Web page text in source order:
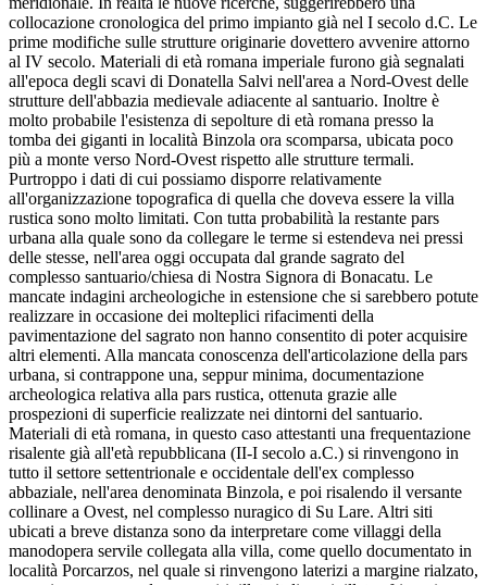
collocazione cronologica del primo impianto già nel I secolo d.C. Le
prime modifiche sulle strutture originarie dovettero avvenire attorno
al IV secolo. Materiali di età romana imperiale furono già segnalati
all'epoca degli scavi di Donatella Salvi nell'area a Nord-Ovest delle
strutture dell'abbazia medievale adiacente al santuario. Inoltre è
molto probabile l'esistenza di sepolture di età romana presso la
tomba dei giganti in località Binzola ora scomparsa, ubicata poco
più a monte verso Nord-Ovest rispetto alle strutture termali.
Purtroppo i dati di cui possiamo disporre relativamente
all'organizzazione topografica di quella che doveva essere la villa
rustica sono molto limitati. Con tutta probabilità la restante pars
urbana alla quale sono da collegare le terme si estendeva nei pressi
delle stesse, nell'area oggi occupata dal grande sagrato del
complesso santuario/chiesa di Nostra Signora di Bonacatu. Le
mancate indagini archeologiche in estensione che si sarebbero potute
realizzare in occasione dei molteplici rifacimenti della
pavimentazione del sagrato non hanno consentito di poter acquisire
altri elementi. Alla mancata conoscenza dell'articolazione della pars
urbana, si contrappone una, seppur minima, documentazione
archeologica relativa alla pars rustica, ottenuta grazie alle
prospezioni di superficie realizzate nei dintorni del santuario.
Materiali di età romana, in questo caso attestanti una frequentazione
risalente già all'età repubblicana (II-I secolo a.C.) si rinvengono in
tutto il settore settentrionale e occidentale dell'ex complesso
abbaziale, nell'area denominata Binzola, e poi risalendo il versante
collinare a Ovest, nel complesso nuragico di Su Lare. Altri siti
ubicati a breve distanza sono da interpretare come villaggi della
manodopera servile collegata alla villa, come quello documentato in
località Porcarzos, nel quale si rinvengono laterizi a margine rialzato,